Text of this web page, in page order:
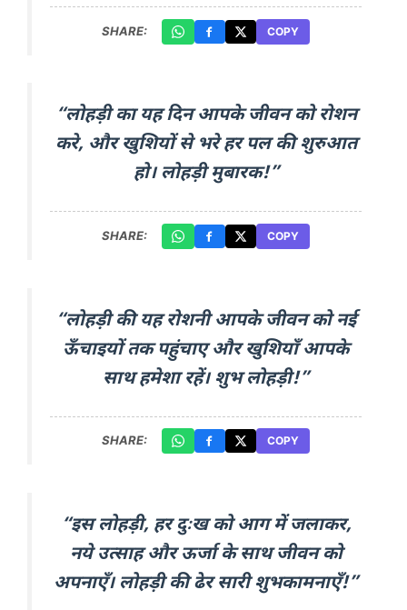
SHARE: COPY
“लोहड़ी का यह दिन आपके जीवन को रोशन
करे, और खुशियों से भरे हर पल की शुरुआत
हो। लोहड़ी मुबारक!”
SHARE: COPY
“लोहड़ी की यह रोशनी आपके जीवन को नई
ऊँचाइयों तक पहुंचाए और खुशियाँ आपके
साथ हमेशा रहें। शुभ लोहड़ी!”
SHARE: COPY
“इस लोहड़ी, हर दुःख को आग में जलाकर,
नये उत्साह और ऊर्जा के साथ जीवन को
अपनाएँ। लोहड़ी की ढेर सारी शुभकामनाएँ!”